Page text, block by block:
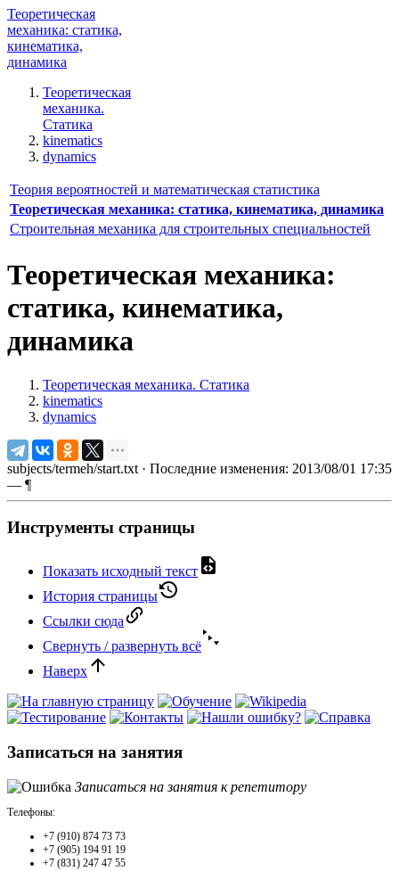
Теоретическая
механика: статика,
кинематика,
динамика
Теоретическая
механика.
Статика
kinematics
dynamics
Теория вероятностей и математическая статистика
Теоретическая механика: статика, кинематика, динамика
Строительная механика для строительных специальностей
Теоретическая механика:
статика, кинематика,
динамика
Теоретическая механика. Статика
kinematics
dynamics
subjects/termeh/start.txt · Последние изменения: 2013/08/01 17:35
— ¶
Инструменты страницы
Показать исходный текст
История страницы
Ссылки сюда
Свернуть / развернуть всё
Наверх
Записаться на занятия
Записаться на занятия к репетитору
Телефоны:
+7 (910) 874 73 73
+7 (905) 194 91 19
+7 (831) 247 47 55